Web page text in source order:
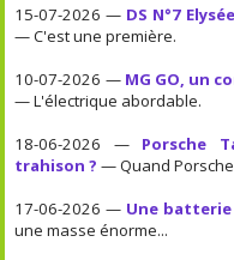
15-07-2026 — DS N°7
— C'est une première.
10-07-2026 — MG GO, un
— L'électrique abordable.
18-06-2026 — Porsche
trahison ? — Quand
17-06-2026 — Une
une masse énorme...